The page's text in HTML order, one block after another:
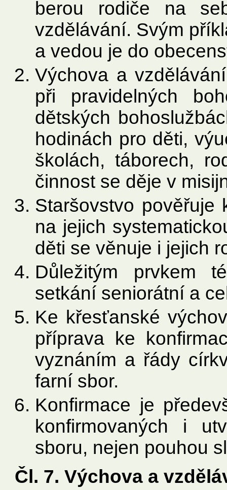
berou rodiče na
vzdělávání. Svým
a vedou je do
Výchova a
při pravidelných
dětských
hodinách pro děti,
školách, táborech,
činnost se děje v
Staršovstvo
na jejich
děti se věnuje i jejich
Důležitým prvkem
setkání seniorátní a
Ke křesťanské
příprava ke
vyznáním a řády
farní sbor.
Konfirmace je
konfirmovaných i
sboru, nejen pouhou
Čl. 7. Výchova a